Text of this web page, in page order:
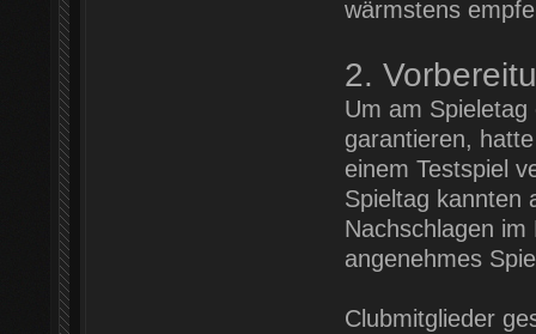
wärmstens
2.
Um am
garantieren,
einem Testspiel
Spieltag kannten
Nachschlagen
angenehmes
Clubmitglieder